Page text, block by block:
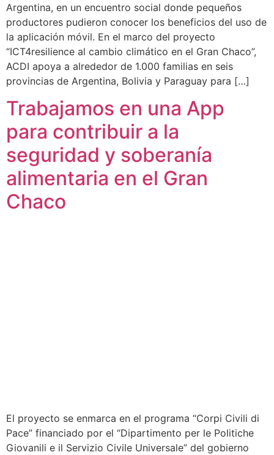
Argentina, en un encuentro social donde pequeños
productores pudieron conocer los beneficios del uso de
la aplicación móvil. En el marco del proyecto
“ICT4resilience al cambio climático en el Gran Chaco”,
ACDI apoya a alrededor de 1.000 familias en seis
provincias de Argentina, Bolivia y Paraguay para […]
Trabajamos en una App
para contribuir a la
seguridad y soberanía
alimentaria en el Gran
Chaco
El proyecto se enmarca en el programa “Corpi Civili di
Pace” financiado por el “Dipartimento per le Politiche
Giovanili e il Servizio Civile Universale” del gobierno